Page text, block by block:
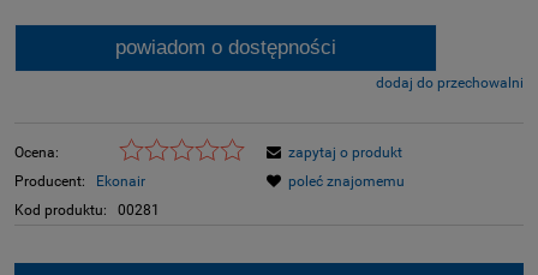
powiadom o dostępności
dodaj do przechowalni
Ocena:
Producent:
Ekonair
Kod produktu:
00281
zapytaj o produkt
poleć znajomemu